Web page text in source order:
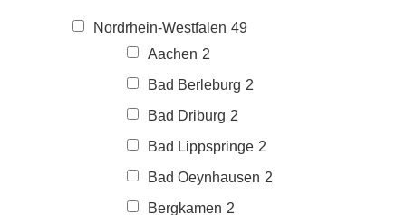
Nordrhein-Westfalen 49
Aachen 2
Bad Berleburg 2
Bad Driburg 2
Bad Lippspringe 2
Bad Oeynhausen 2
Bergkamen 2